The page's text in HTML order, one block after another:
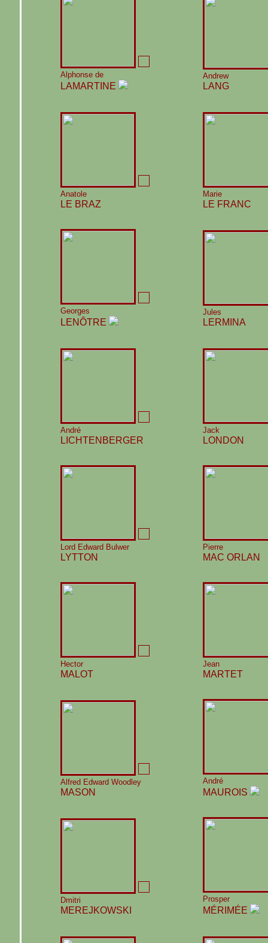
Alphonse de
LAMARTINE
Andrew
LANG
Anatole
LE BRAZ
Marie
LE FRANC
Georges
LENÔTRE
Jules
LERMINA
André
LICHTENBERGER
Jack
LONDON
Lord Edward Bulwer
LYTTON
Pierre
MAC ORLAN
Hector
MALOT
Jean
MARTET
Alfred Edward Woodley
MASON
André
MAUROIS
Dmitri
MEREJKOWSKI
Prosper
MÉRIMÉE